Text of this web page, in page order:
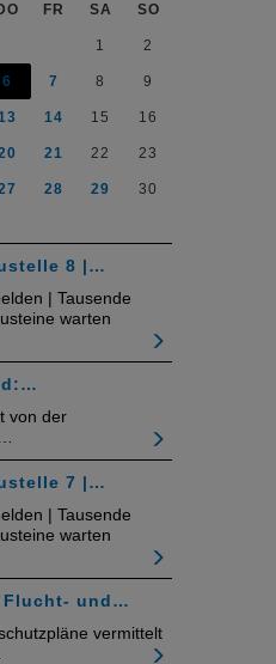
FR SA SO
1 2
6 7 8 9
14 15 16
21 22 23
28 29 30
8 |…
| Tausende
warten
von der
7 |…
| Tausende
warten
Flucht- und…
vermittelt